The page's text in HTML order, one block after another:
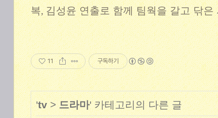
복,김성윤 연출로 함께 팀웍을 갈고 닦은
11 구독하기
'tv>드라마' 카테고리의 다른 글